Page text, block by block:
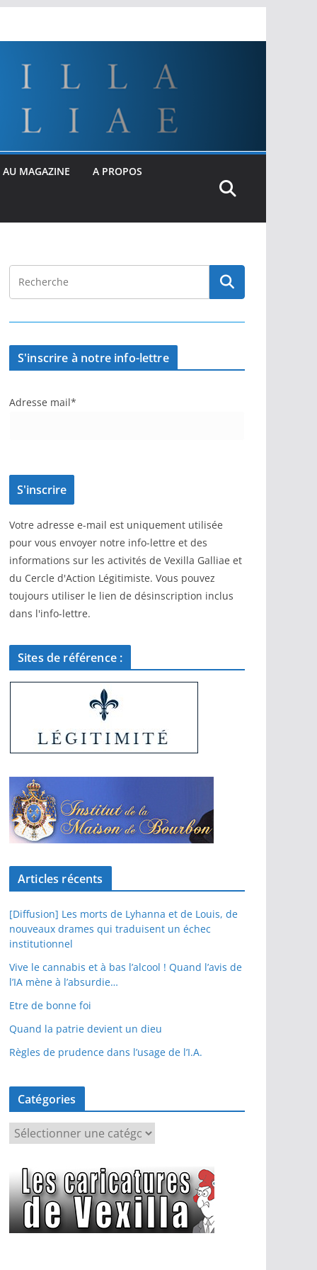
AU MAGAZINE A PROPOS
S'inscrire à notre info-lettre
Adresse mail*
Votre adresse e-mail est uniquement utilisée
pour vous envoyer notre info-lettre et des
informations sur les activités de Vexilla Galliae et
du Cercle d'Action Légitimiste. Vous pouvez
toujours utiliser le lien de désinscription inclus
dans l'info-lettre.
Sites de référence :
Articles récents
[Diffusion] Les morts de Lyhanna et de Louis, de
nouveaux drames qui traduisent un échec
institutionnel
Vive le cannabis et à bas l’alcool ! Quand l’avis de
l’IA mène à l’absurdie…
Etre de bonne foi
Quand la patrie devient un dieu
Règles de prudence dans l’usage de l’I.A.
Catégories
é
g
o
r